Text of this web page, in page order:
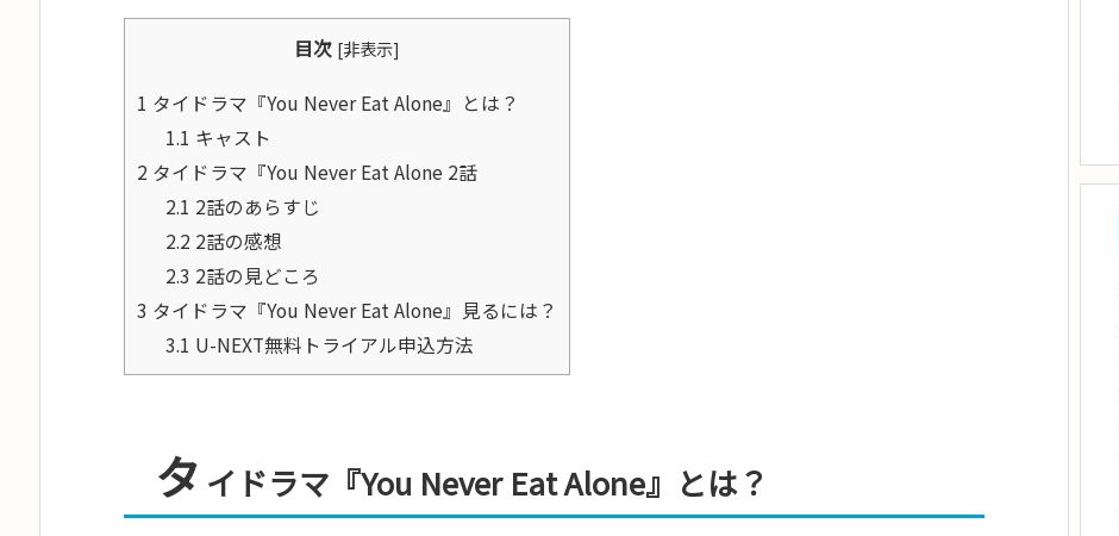
目次 [非表示]
1 タイドラマ『You Never Eat Alone』とは？
1.1 キャスト
2 タイドラマ『You Never Eat Alone 2話
2.1 2話のあらすじ
2.22話の感想
2.3 2話の見どころ
3 タイドラマ『You Never Eat Alone』見るには？
3.1 U-NEXT無料トライアル申込方法
タ イドラマ『You Never Eat Alone』とは？